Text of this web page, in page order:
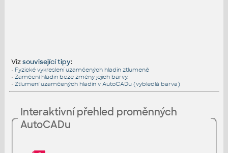
Vizsouvisející tipy:
• Fyzické vykreslení uzamčených hladin ztlumeně
• Zamčení hladin beze změny jejich barvy.
• Ztlumení uzamčených hladin v AutoCADu (vybledlá barva)
Interaktivní přehled proměnných
AutoCADu